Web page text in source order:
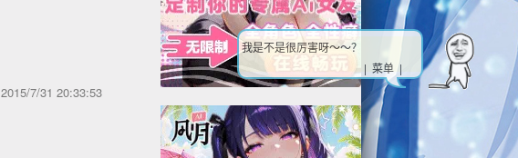
2015/7/31 20:33:53
我是不是很厉害呀～～？
| 菜单 |